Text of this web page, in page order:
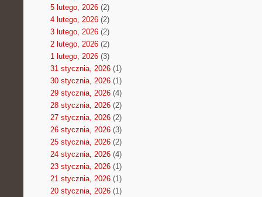
5 lutego, 2026(2)
4 lutego, 2026(2)
3 lutego, 2026(2)
2 lutego, 2026(2)
1 lutego, 2026(3)
31 stycznia, 2026(1)
30 stycznia, 2026(1)
29 stycznia, 2026(4)
28 stycznia, 2026(2)
27 stycznia, 2026(2)
26 stycznia, 2026(3)
25 stycznia, 2026(2)
24 stycznia, 2026(4)
23 stycznia, 2026(1)
21 stycznia, 2026(1)
20 stycznia, 2026(1)